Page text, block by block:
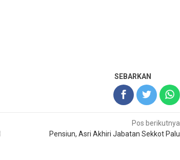
SEBARKAN
Pos berikutnya
Pensiun, Asri Akhiri Jabatan Sekkot Palu